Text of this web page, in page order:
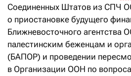
Соединенных Штатов из СПЧ
о приостановке будущего
Ближневосточного агентства
палестинским беженцам и
(БАПОР) и проведении
в Организации ООН по